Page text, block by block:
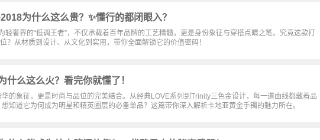
为什么这么贵？✨懂行的都闭眼入？
奢界的“低调王者”，不仅承载着百年品牌的工艺精髓，更是身份象征与穿搭点睛之笔。究竟这款打
？从材质到设计、从文化到实用，带你全面解锁它的价值密码！
什么这么火？看完你就懂了！
的象征，更是时尚与品位的完美结合。从经典LOVE系列到Trinity三色金设计，每一道曲线都藏着品
知道它为何成为明星和精英圈层的必备单品？这篇带你深入解析卡地亚黄金手镯的魅力所在。